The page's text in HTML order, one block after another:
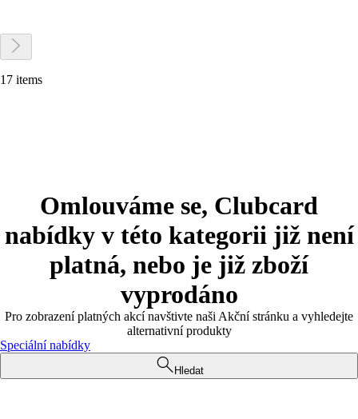
17 items
Omlouváme se, Clubcard
nabídky v této kategorii již není
platná, nebo je již zboží
vyprodáno
Pro zobrazení platných akcí navštivte naši Akční stránku a vyhledejte
alternativní produkty
Speciální nabídky
Hledat